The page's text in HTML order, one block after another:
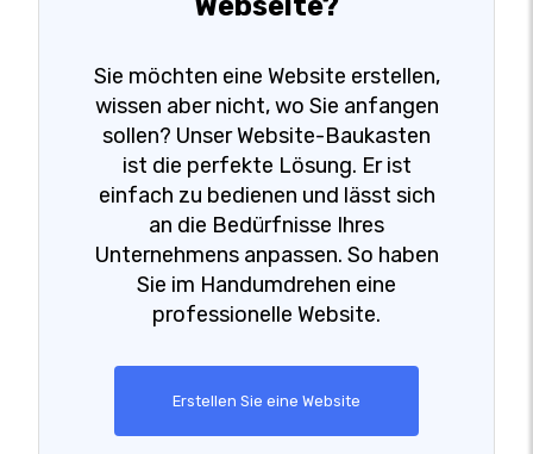
Sie möchten eine Website erstellen,
wissen aber nicht, wo Sie anfangen
sollen? Unser Website-Baukasten
ist die perfekte Lösung. Er ist
einfach zu bedienen und lässt sich
an die Bedürfnisse Ihres
Unternehmens anpassen. So haben
Sie im Handumdrehen eine
professionelle Website.
Erstellen Sie eine Website